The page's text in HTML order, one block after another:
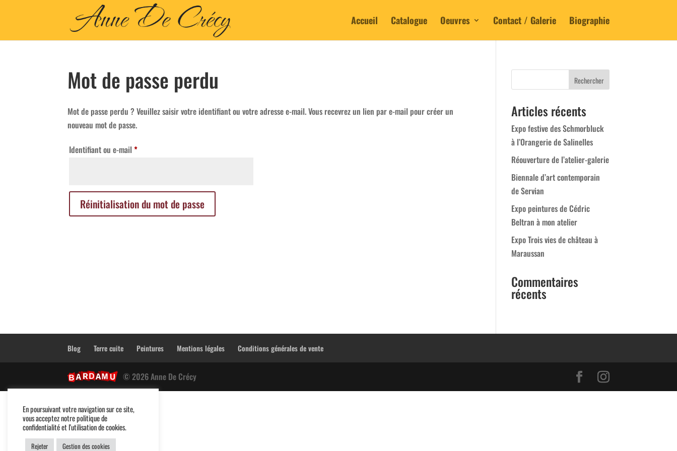
Accueil Catalogue Oeuvres Contact / Galerie Biographie
Mot de passe perdu
Mot de passe perdu ? Veuillez saisir votre identifiant ou votre adresse e-mail. Vous recevrez un lien par e-mail pour créer un
nouveau mot de passe.
Identifiant ou e-mail*Obligatoire
Réinitialisation du mot de passe
Articles récents
Expo festive des Schmorbluck
à l’Orangerie de Salinelles
Réouverture de l’atelier-galerie
Biennale d’art contemporain
de Servian
Expo peintures de Cédric
Beltran à mon atelier
Expo Trois vies de château à
Maraussan
Commentaires
récents
Blog Terre cuite Peintures Mentions légales Conditions générales de vente
© 2026 Anne De Crécy
En poursuivant votre navigation sur ce site,
vous acceptez notre politique de
confidentialité et l'utilisation de cookies.
Rejeter Gestion des cookies